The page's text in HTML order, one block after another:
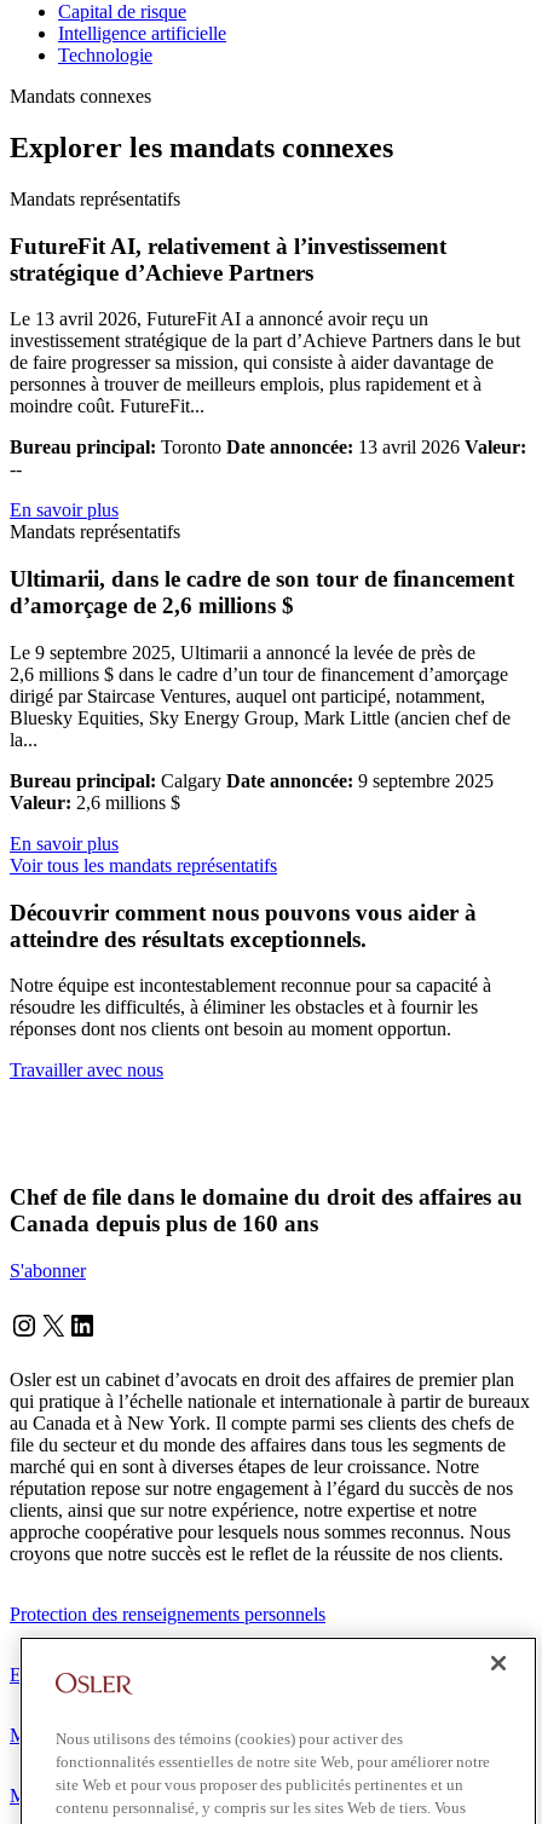
Capital de risque
Intelligence artificielle
Technologie
Mandats connexes
Explorer les mandats connexes
Mandats représentatifs
FutureFit AI, relativement à l’investissement
stratégique d’Achieve Partners
Le 13 avril 2026, FutureFit AI a annoncé avoir reçu un
investissement stratégique de la part d’Achieve Partners dans le but
de faire progresser sa mission, qui consiste à aider davantage de
personnes à trouver de meilleurs emplois, plus rapidement et à
moindre coût. FutureFit...
Bureau principal: Toronto Date annoncée: 13 avril 2026 Valeur:
--
En savoir plus
Mandats représentatifs
Ultimarii, dans le cadre de son tour de financement
d’amorçage de 2,6 millions $
Le 9 septembre 2025, Ultimarii a annoncé la levée de près de
2,6 millions $ dans le cadre d’un tour de financement d’amorçage
dirigé par Staircase Ventures, auquel ont participé, notamment,
Bluesky Equities, Sky Energy Group, Mark Little (ancien chef de
la...
Bureau principal: Calgary Date annoncée: 9 septembre 2025
Valeur: 2,6 millions $
En savoir plus
Voir tous les mandats représentatifs
Découvrir comment nous pouvons vous aider à
atteindre des résultats exceptionnels.
Notre équipe est incontestablement reconnue pour sa capacité à
résoudre les difficultés, à éliminer les obstacles et à fournir les
réponses dont nos clients ont besoin au moment opportun.
Travailler avec nous
Chef de file dans le domaine du droit des affaires au
Canada depuis plus de 160 ans
S'abonner
Instagram
Twitter
LinkedIn
Osler est un cabinet d’avocats en droit des affaires de premier plan
qui pratique à l’échelle nationale et internationale à partir de bureaux
au Canada et à New York. Il compte parmi ses clients des chefs de
file du secteur et du monde des affaires dans tous les segments de
marché qui en sont à diverses étapes de leur croissance. Notre
réputation repose sur notre engagement à l’égard du succès de nos
clients, ainsi que sur notre expérience, notre expertise et notre
approche coopérative pour lesquels nous sommes reconnus. Nous
croyons que notre succès est le reflet de la réussite de nos clients.
Protection des renseignements personnels
Exonération de responsabilité
Modalités de prestation de services
Modalités d'utilisation
Nous utilisons des témoins (cookies) pour activer des
fonctionnalités essentielles de notre site Web, pour améliorer notre
site Web et pour vous proposer des publicités pertinentes et un
contenu personnalisé, y compris sur les sites Web de tiers. Vous